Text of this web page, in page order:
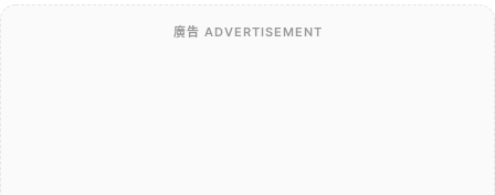
廣告 ADVERTISEMENT